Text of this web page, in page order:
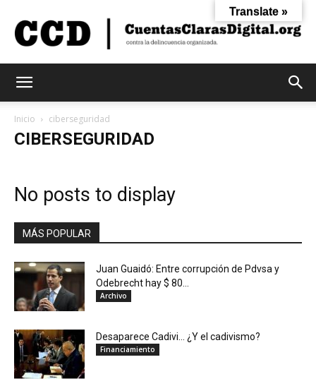
Inicio ciberseguridad
CIBERSEGURIDAD
No posts to display
MÁS POPULAR
Juan Guaidó: Entre corrupción de Pdvsa y
Odebrecht hay $ 80...
Archivo
Desaparece Cadivi… ¿Y el cadivismo?
Financiamiento
Translate »